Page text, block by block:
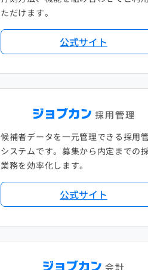
ただけます。
公式サイト
候補者データを一元管理できる採用
システムです。募集から内定までの
業務を効率化します。
公式サイト